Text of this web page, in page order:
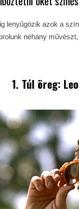
lenyűgözik azok a
néhány
1. Túl öreg: